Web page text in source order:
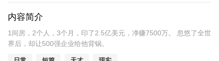
内容简介
1间房，2个人，3个月，印了2.5亿美元，净赚7500万。 忽悠了全世
界后，却让500强企业给他背锅。